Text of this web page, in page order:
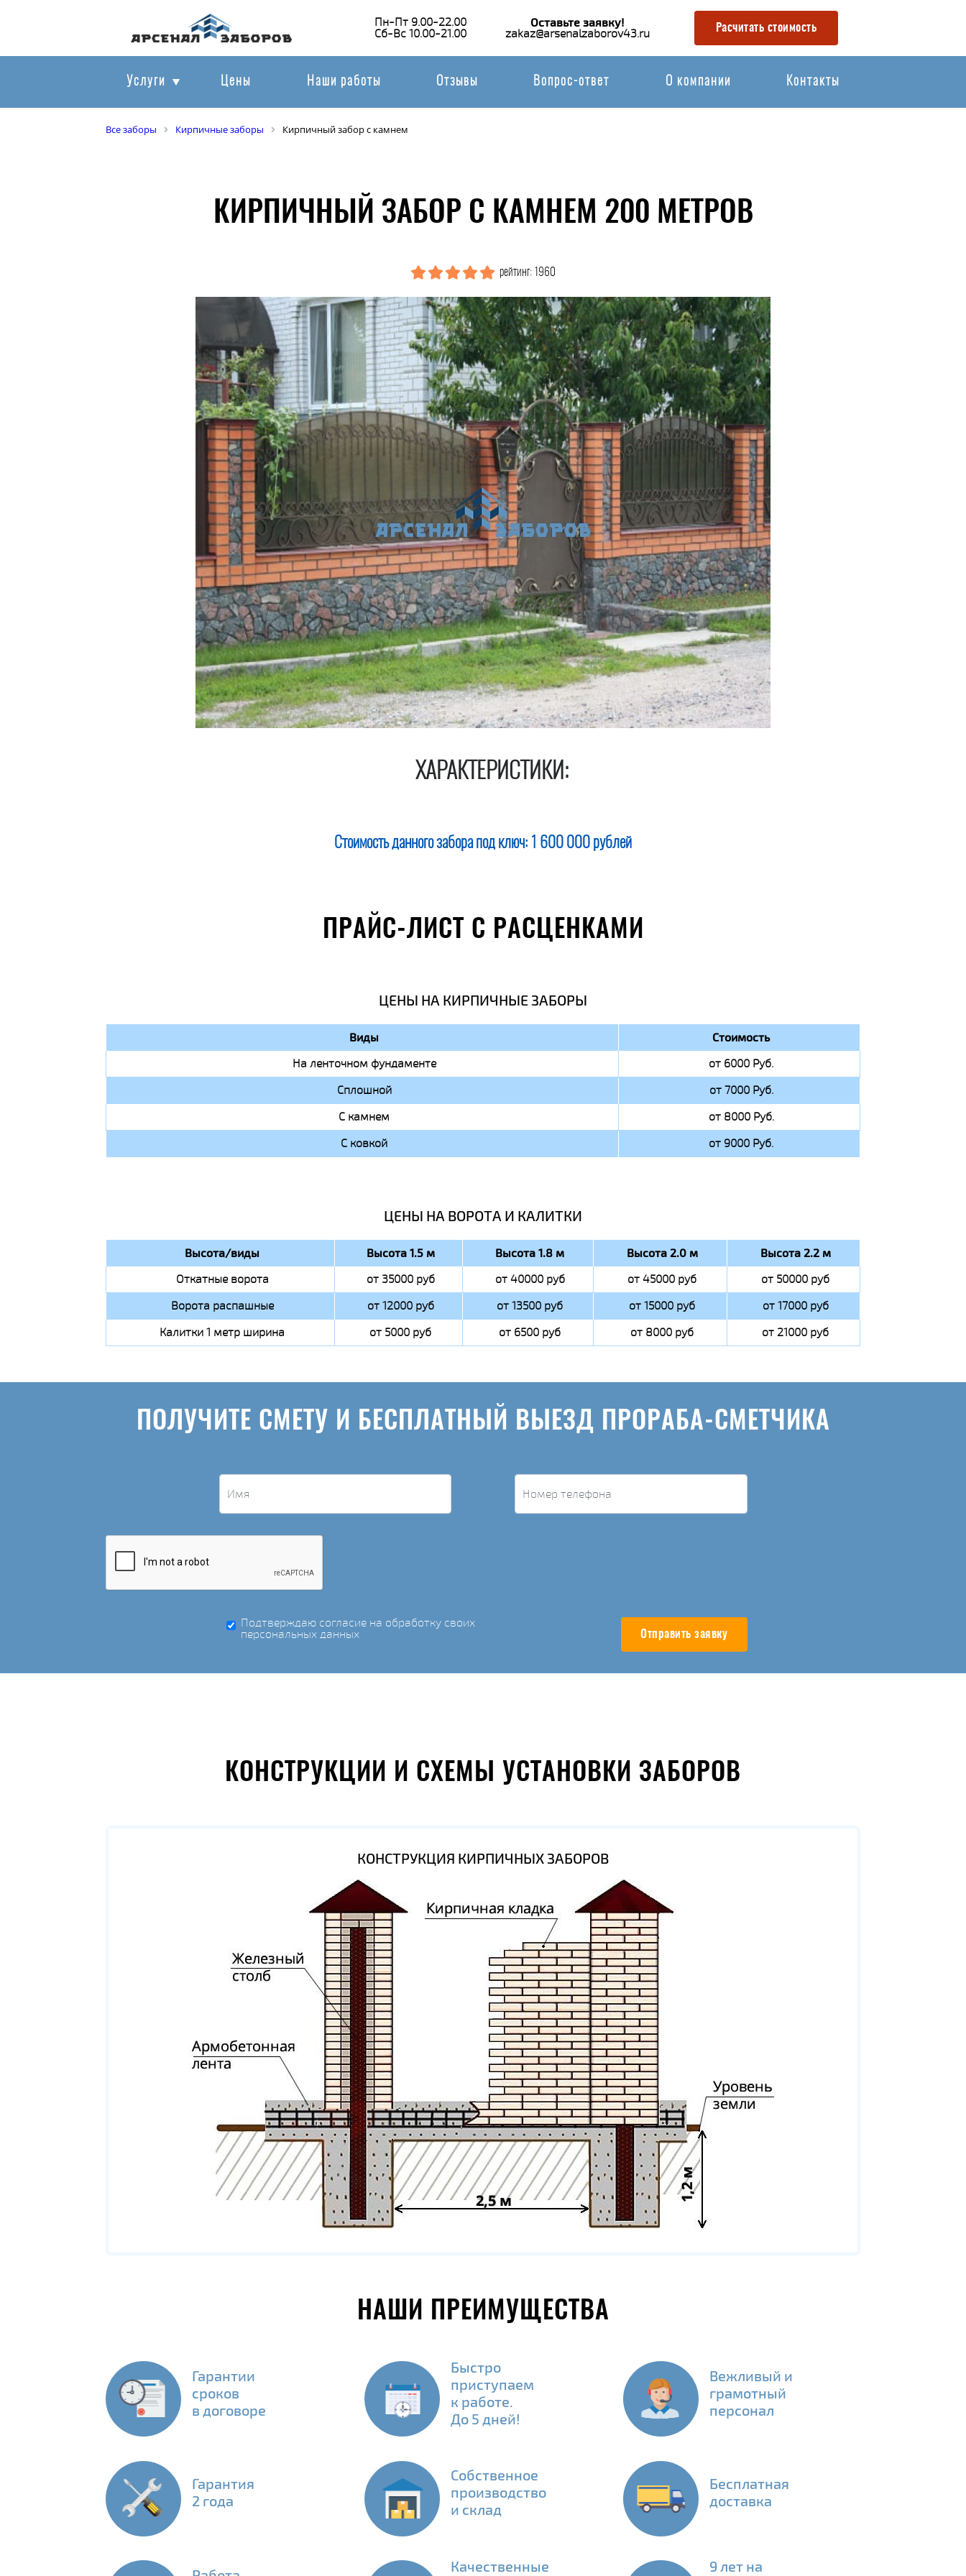
Пн-Пт 9.00-22.00
Сб-Вс 10.00-21.00
Оставьте заявку!
zakaz@arsenalzaborov43.ru Расчитать стоимость
Услуги Цены Наши работы Отзывы Вопрос-ответ О компании Контакты
Все заборы Кирпичные заборы Кирпичный забор с камнем
КИРПИЧНЫЙ ЗАБОР С КАМНЕМ 200 МЕТРОВ
рейтинг: 1960
ХАРАКТЕРИСТИКИ:
Стоимость данного забора под ключ: 1 600 000 рублей
ПРАЙС-ЛИСТ С РАСЦЕНКАМИ
ЦЕНЫ НА КИРПИЧНЫЕ ЗАБОРЫ
Виды Стоимость
На ленточном фундаменте
от 6000 Руб.
Сплошной
от 7000 Руб.
С камнем
от 8000 Руб.
С ковкой
от 9000 Руб.
ЦЕНЫ НА ВОРОТА И КАЛИТКИ
Высота/виды Высота 1.5 м Высота 1.8 м Высота 2.0 м Высота 2.2 м
Откатные ворота от 35000 руб от 40000 руб от 45000 руб
от 50000 руб
Ворота распашные
от 12000 руб от 13500 руб от 15000 руб
от 17000 руб
Калитки 1 метр ширина
от 5000 руб от 6500 руб от 8000 руб от 21000 руб
ПОЛУЧИТЕ СМЕТУ И БЕСПЛАТНЫЙ ВЫЕЗД ПРОРАБА-СМЕТЧИКА
Подтверждаю согласие на обработку своих
персональных данных Отправить заявку
КОНСТРУКЦИИ И СХЕМЫ УСТАНОВКИ ЗАБОРОВ
КОНСТРУКЦИЯ КИРПИЧНЫХ ЗАБОРОВ
НАШИ ПРЕИМУЩЕСТВА
Гарантии
сроков
в договоре
Быстро
приступаем
к работе.
До 5 дней!
Вежливый и
грамотный
персонал
Гарантия
2 года
Собственное
производство
и склад
Бесплатная
доставка
Качественные
9 лет на